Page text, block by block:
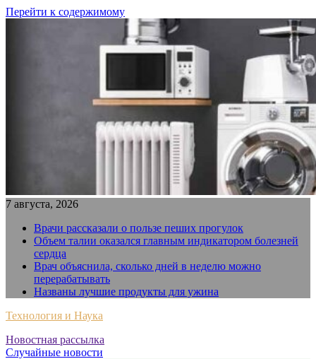
Перейти к содержимому
7 августа, 2026
Врачи рассказали о пользе пеших прогулок
Объем талии оказался главным индикатором болезней
сердца
Врач объяснила, сколько дней в неделю можно
перерабатывать
Названы лучшие продукты для ужина
Технология и Наука
Новостная рассылка
Случайные новости